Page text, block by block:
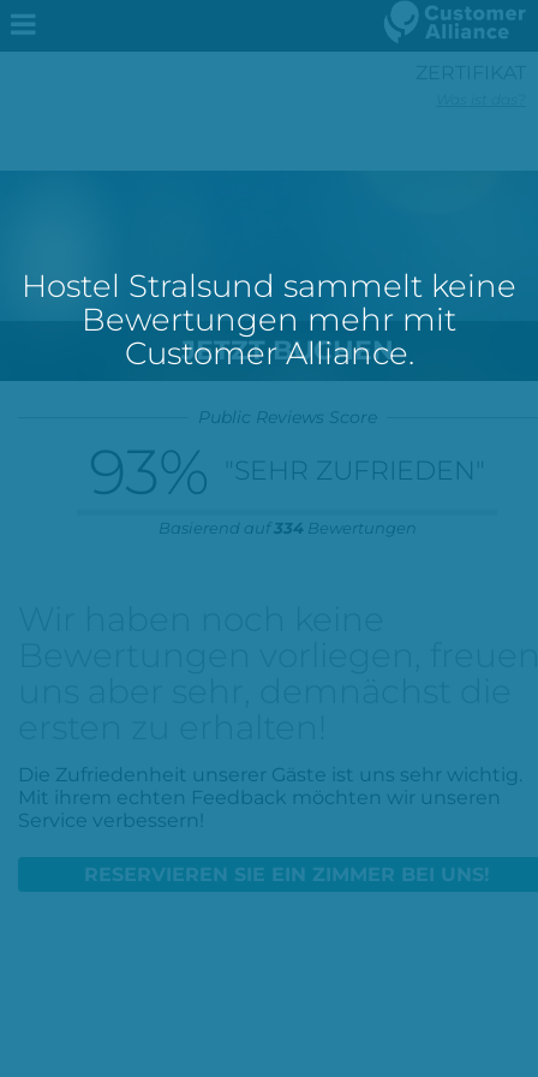
JETZT BUCHEN
Public Reviews Score
93% "SEHR ZUFRIEDEN"
Basierend auf334 Bewertungen
Die Zufriedenheit unserer Gäste ist uns sehr wichtig.
Mit ihrem echten Feedback möchten wir unseren
Service verbessern!
RESERVIEREN SIE EIN ZIMMER BEI UNS!
Hostel Stralsund sammelt keine
Bewertungen mehr mit
Customer Alliance.